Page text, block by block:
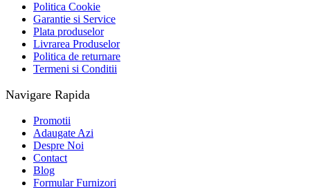
Politica Cookie
Garantie si Service
Plata produselor
Livrarea Produselor
Politica de returnare
Termeni si Conditii
Navigare Rapida
Promotii
Adaugate Azi
Despre Noi
Contact
Blog
Formular Furnizori